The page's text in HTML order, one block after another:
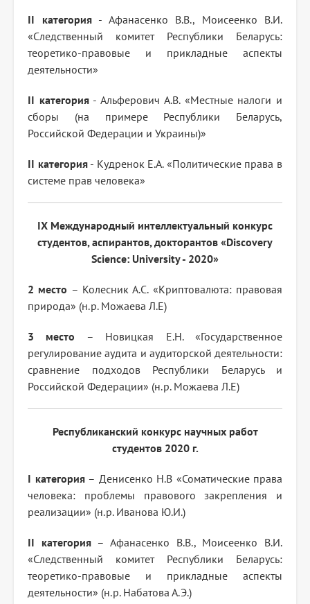
II категория- Афанасенко В.В., Моисеенко В.И.
«Следственный комитет Республики Беларусь:
теоретико-правовые и прикладные аспекты
деятельности»
II категория- Альферович А.В. «Местные налоги и
сборы (на примере Республики Беларусь,
Российской Федерации и Украины)»
II категория- Кудренок Е.А. «Политические права в
системе прав человека»
IX Международный интеллектуальный конкурс
студентов, аспирантов, докторантов «Discovery
Science: University - 2020»
2 место – Колесник А.С. «Криптовалюта: правовая
природа» (н.р. Можаева Л.Е)
3 место – Новицкая Е.Н. «Государственное
регулирование аудита и аудиторской деятельности:
сравнение подходов Республики Беларусь и
Российской Федерации» (н.р. Можаева Л.Е)
Республиканский конкурс научных работ
студентов 2020 г.
I категория– Денисенко Н.В «Соматические права
человека: проблемы правового закрепления и
реализации» (н.р. Иванова Ю.И.)
II категория– Афанасенко В.В., Моисеенко В.И.
«Следственный комитет Республики Беларусь:
теоретико-правовые и прикладные аспекты
деятельности» (н.р. Набатова А.Э.)